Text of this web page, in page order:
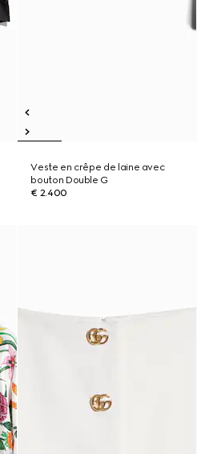
Veste en crêpe de laine avec
bouton Double G
€ 2.400